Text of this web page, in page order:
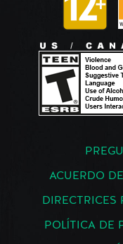
ACUERDO
DIRECTRICES
POLÍTICA DE